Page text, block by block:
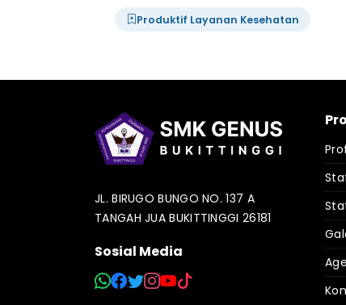
Produktif Layanan Kesehatan
JL. BIRUGO BUNGO NO. 137 A
TANGAH JUA BUKITTINGGI 26181
Sosial Media